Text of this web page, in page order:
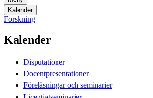
Kalender
Forskning
Kalender
Disputationer
Docentpresentationer
Föreläsningar och seminarier